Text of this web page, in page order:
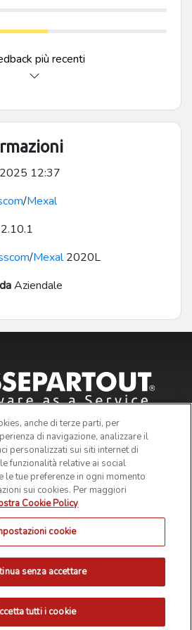
più recenti
12:37
/Mexal
2.10.1
/Mexal2020L
Aziendale
s.p.a. - c/o SM HUB - Via Consiglio dei
Repubblica di San Marino - Codice
- Iscrizione Registro Società n° 6210
Registro delle attività e-commerce n°
COOKIE POLICY
anche di terze parti, per
di navigazione, analizzare il
personalizzati sui siti internet di
funzionalità relative ai social
le tue preferenze in ogni momento
sui cookies. Per maggiori
Cookie Policy
cookie
senza accettare
tutti i cookie